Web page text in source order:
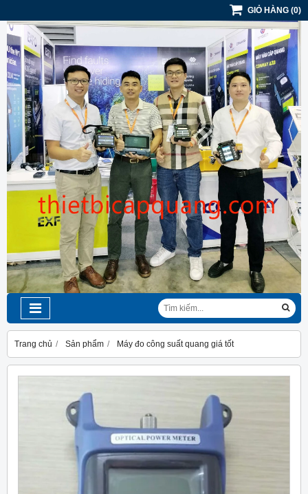
GIỎ HÀNG (0)
Trang chủ Sản phẩm Máy đo công suất quang giá tốt